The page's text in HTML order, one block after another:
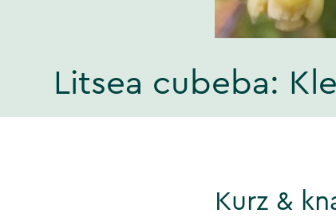
Litsea cubeba:
Kurz &